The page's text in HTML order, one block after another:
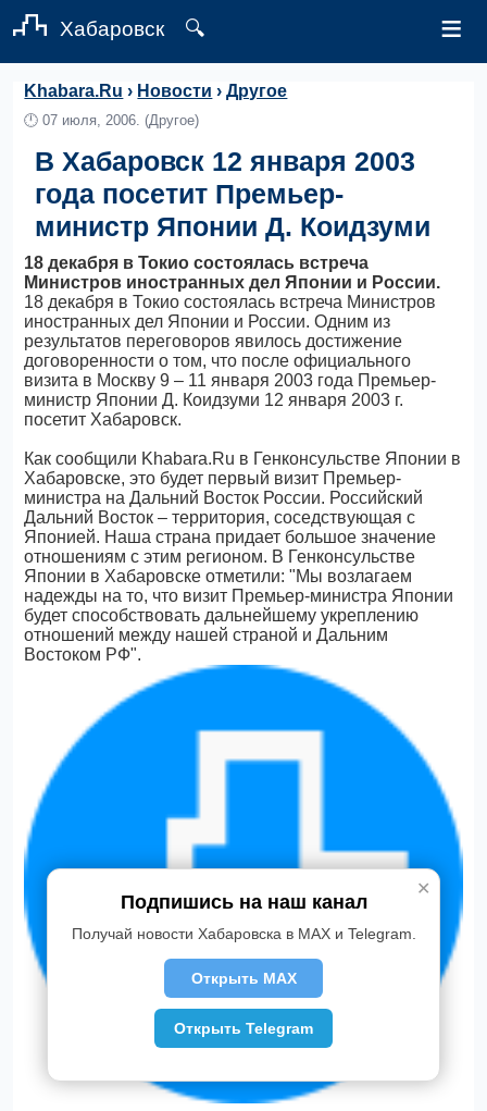
Хабаровск 🔍 ≡
Khabara.Ru › Новости ›Другое
🕛07 июля, 2006. (Другое)
В Хабаровск 12 января 2003
года посетит Премьер-
министр Японии Д. Коидзуми
18 декабря в Токио состоялась встреча
Министров иностранных дел Японии и России.
18 декабря в Токио состоялась встреча Министров
иностранных дел Японии и России. Одним из
результатов переговоров явилось достижение
договоренности о том, что после официального
визита в Москву 9 – 11 января 2003 года Премьер-
министр Японии Д. Коидзуми 12 января 2003 г.
посетит Хабаровск.
Как сообщили Khabara.Ru в Генконсульстве Японии в
Хабаровске, это будет первый визит Премьер-
министра на Дальний Восток России. Российский
Дальний Восток – территория, соседствующая с
Японией. Наша страна придает большое значение
отношениям с этим регионом. В Генконсульстве
Японии в Хабаровске отметили: "Мы возлагаем
надежды на то, что визит Премьер-министра Японии
будет способствовать дальнейшему укреплению
отношений между нашей страной и Дальним
Востоком РФ".
✕
Подпишись на наш канал
Получай новости Хабаровска в MAX и Telegram.
Открыть MAX
Открыть Telegram